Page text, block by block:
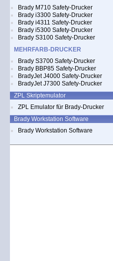
Brady M710 Safety-Drucker
Brady i3300 Safety-Drucker
Brady i4311 Safety-Drucker
Brady i5300 Safety-Drucker
Brady S3100 Safety-Drucker
MEHRFARB-DRUCKER
Brady S3700 Safety-Drucker
Brady BBP85 Safety-Drucker
BradyJet J4000 Safety-Drucker
BradyJet J7300 Safety-Drucker
ZPL Skriptemulator
ZPL Emulator für Brady-Drucker
Brady Workstation Software
Brady Workstation Software